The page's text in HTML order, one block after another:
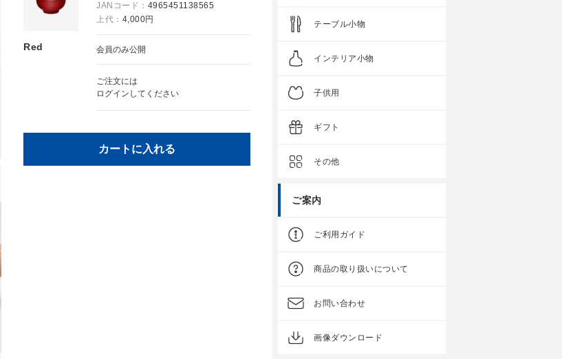
Red
JANコード： 4965451138565
上代： 4,000円
会員のみ公開
ご注文には
ログイン してください
カートに入れる
テーブル小物
インテリア小物
子供用
ギフト
その他
ご案内
ご利用ガイド
商品の取り扱いについて
お問い合わせ
画像ダウンロード